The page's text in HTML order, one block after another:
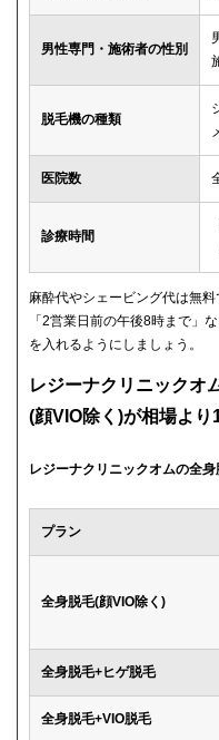
男性専門・施術者の性別
脱毛機の種類
医院数
診療時間
麻酔代やシェービング代は無料
「2営業日前の午後8時まで」
を入れるようにしましょう。
レジーナクリニックオ
(顔VIO除く)が相場より
レジーナクリニックオムの全
プラン
全身脱毛(顔VIO除く)
全身脱毛+ヒゲ脱毛
全身脱毛+VIO脱毛